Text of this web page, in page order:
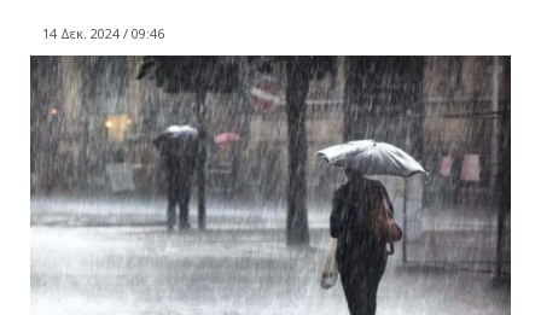
14 Δεκ. 2024 / 09:46